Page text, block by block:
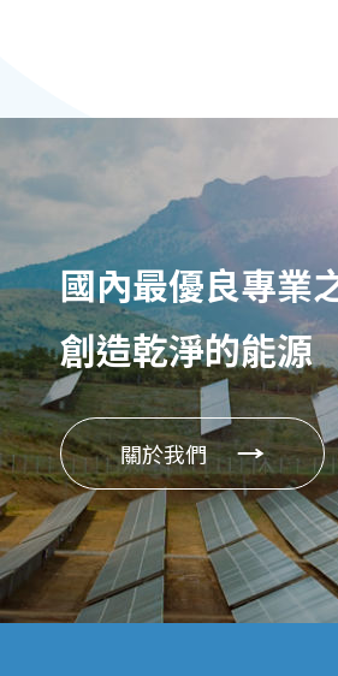
國內最優良專業
創造乾淨的能源
關於我們